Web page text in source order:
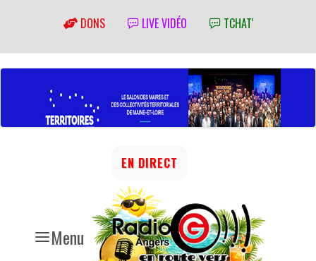
DONS LIVE VIDÉO TCHAT'
Menu
EN DIRECT